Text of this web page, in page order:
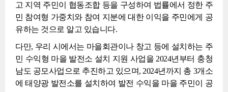
고 지역 주민이 협동조합 등을 구성하여 법률에서 정한 주
민 참여형 가중치와 참여 지분에 대한 이익을 주민에게 공
유하는 것으로 알고 있습니다.
다만, 우리 시에서는 마을회관이나 창고 등에 설치하는 주
민 수익형 마을 발전소 설치 지원 사업을 2024년부터 충청
남도 공모사업으로 추진하고 있으며, 2024년까지 총 3개소
에 태양광 발전소를 설치하여 발전 수익을 마을 주민이 공